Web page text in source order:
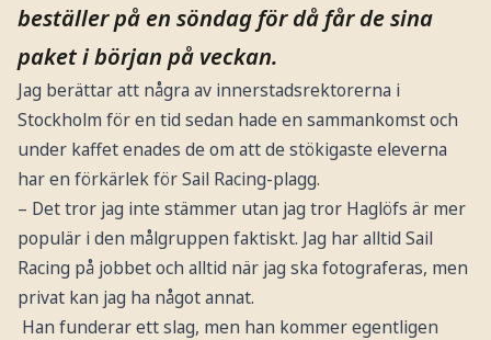
beställer på en söndag för då får de sina
paket i början på veckan.
Jag berättar att några av innerstadsrektorerna i
Stockholm för en tid sedan hade en sammankomst och
under kaffet enades de om att de stökigaste eleverna
har en förkärlek för Sail Racing-plagg.
– Det tror jag inte stämmer utan jag tror Haglöfs är mer
populär i den målgruppen faktiskt. Jag har alltid Sail
Racing på jobbet och alltid när jag ska fotograferas, men
privat kan jag ha något annat.
Han funderar ett slag, men han kommer egentligen